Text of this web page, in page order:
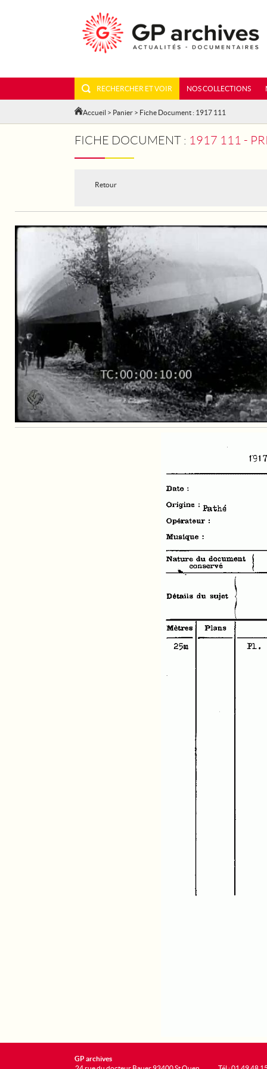
RECHERCHER ET VOIR NOS COLLECTIONS
Accueil > Panier > Fiche Document : 1917 111
FICHE DOCUMENT : 1917 111 -
Retour
GP archives